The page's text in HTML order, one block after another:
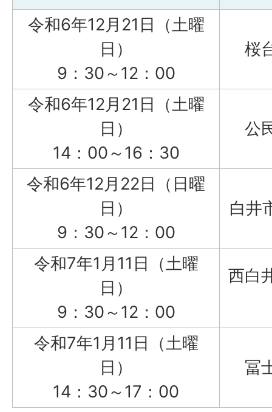
令和6年12月21日（土曜
日）
9：30～12：00
桜
令和6年12月21日（土曜
日）
14：00～16：30
公
令和6年12月22日（日曜
日）
9：30～12：00
白井
令和7年1月11日（土曜
日）
9：30～12：00
西白
令和7年1月11日（土曜
日）
14：30～17：00
冨